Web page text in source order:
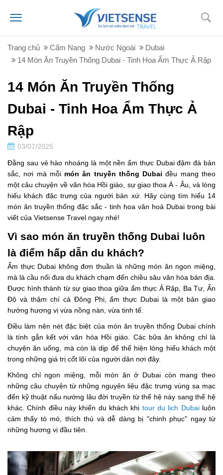
Trang chủ Cẩm Nang Nước Ngoài
Dubai
14 Món Ăn Truyền Thống Dubai - Tinh Hoa Ẩm Thực Ả Rập
14 Món Ăn Truyền Thống
Dubai - Tinh Hoa Ẩm Thực Ả
Rập
03/07/2025
Đằng sau vẻ hào nhoáng là một nền ẩm thực Dubai đậm đà bản
sắc, nơi mà mỗi món ăn truyền thống Dubai đều mang theo
một câu chuyện về văn hóa Hồi giáo, sự giao thoa Á - Âu, và lòng
hiếu khách đặc trưng của người bản xứ. Hãy cùng tìm hiểu 14
món ăn truyền thống đặc sắc - tinh hoa văn hoá Dubai trong bài
viết của Vietsense Travel ngay nhé!
Vì sao món ăn truyền thống Dubai luôn
là điểm hấp dẫn du khách?
Ẩm thực Dubai không đơn thuần là những món ăn ngon miệng,
mà là cầu nối đưa du khách chạm đến chiều sâu văn hóa bản địa.
Được hình thành từ sự giao thoa giữa ẩm thực Ả Rập, Ba Tư, Ấn
Độ và thậm chí cả Đông Phi, ẩm thực Dubai là một bản giao
hưởng hương vị vừa nồng nàn, vừa tinh tế.
Điều làm nên nét đặc biệt của món ăn truyền thống Dubai chính
là tính gắn kết với văn hóa Hồi giáo. Các bữa ăn không chỉ là
chuyện ăn uống, mà còn là dịp để thể hiện lòng hiếu khách một
trong những giá trị cốt lõi của người dân nơi đây.
Không chỉ ngon miệng, mỗi món ăn ở Dubai còn mang theo
những câu chuyện từ những nguyên liệu đặc trưng vùng sa mạc
đến kỹ thuật nấu nướng lâu đời truyền từ thế hệ này sang thế hệ
khác. Chính điều này khiến du khách khi tour du lịch Dubailuôn
cảm thấy tò mò, thích thú và dễ dàng bị "chinh phục" ngay từ
những hương vị đầu tiên.